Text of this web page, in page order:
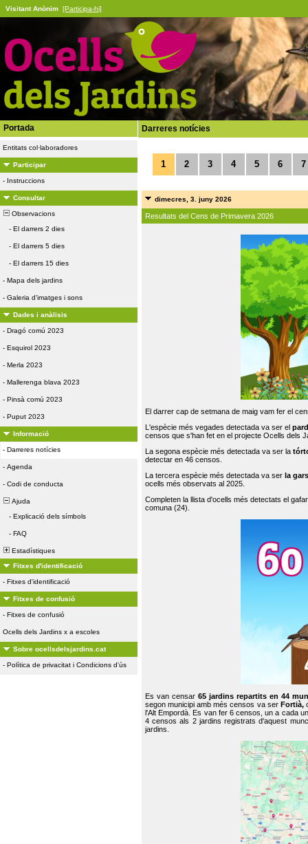
Visitant Anònim [Participa-hi]
Portada
Entitats col·laboradores
Participar
- Instruccions
Consultar
Observacions
- El darrers 2 dies
- El darrers 5 dies
- El darrers 15 dies
- Mapa dels jardins
- Galeria d'imatges i sons
Dades i anàlisis
- Dragó comú 2023
- Esquirol 2023
- Merla 2023
- Mallerenga blava 2023
- Pinsà comú 2023
- Puput 2023
Informació
- Darreres notícies
- Agenda
- Codi de conducta
Ajuda
- Explicació dels símbols
- FAQ
Estadístiques
Fitxes d'identificació
- Fitxes d'identificació
Fitxes de confusió
- Fitxes de confusió
Ocells dels Jardins x a escoles
Sobre ocellsdelsjardins.cat
- Política de privacitat i Condicions d'ús
Darreres notícies
1 2 3 4 5 6 7
dimecres, 3. juny 2026
Resultats del Cens de Primavera 2026
El darrer cap de setmana de maig vam fer el
L'espècie més vegades detectada va ser el
censos que s'han fet en el projecte Ocells dels
La segona espècie més detectada va ser la
detectar en 46 censos.
La tercera espècie més detectada va ser la
ocells més observats al 2025.
Completen la llista d'ocells més detectats el
comuna (24).
Es van censar65 jardins repartits en 44
segon municipi amb més censos va ser Fortià,
l'Alt Empordà. Es van fer 6 censos, un a cada
4 censos als 2 jardins registrats d'aquest
jardins.